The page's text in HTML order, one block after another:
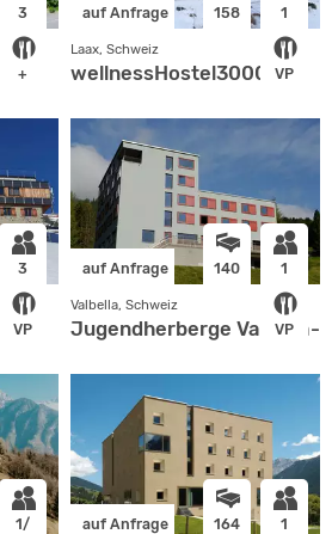
3
+
auf Anfrage 158 1
VP
Laax, Schweiz
wellnessHostel3000
3
VP
auf Anfrage 140 1
VP
Valbella, Schweiz
Jugendherberge Valbella-
1/ auf Anfrage 164 1